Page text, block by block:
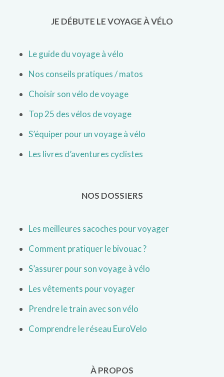
JE DÉBUTE LE VOYAGE À VÉLO
Le guide du voyage à vélo
Nos conseils pratiques / matos
Choisir son vélo de voyage
Top 25 des vélos de voyage
S’équiper pour un voyage à vélo
Les livres d’aventures cyclistes
NOS DOSSIERS
Les meilleures sacoches pour voyager
Comment pratiquer le bivouac ?
S’assurer pour son voyage à vélo
Les vêtements pour voyager
Prendre le train avec son vélo
Comprendre le réseau EuroVelo
À PROPOS